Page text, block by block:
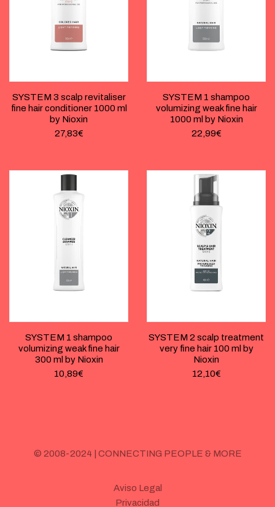
SYSTEM 3 scalp revitaliser
fine hair conditioner 1000 ml
by Nioxin
27,83€
SYSTEM 1 shampoo
volumizing weak fine hair
1000 ml by Nioxin
22,99€
SYSTEM 1 shampoo
volumizing weak fine hair
300 ml by Nioxin
10,89€
SYSTEM 2 scalp treatment
very fine hair 100 ml by
Nioxin
12,10€
© 2008-2024 | CONNECTING PEOPLE & MORE
Aviso Legal
Privacidad